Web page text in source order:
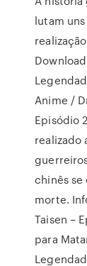
lutam
Anime /
Episódio
realizado
chinês se
morte.
Taisen –
para